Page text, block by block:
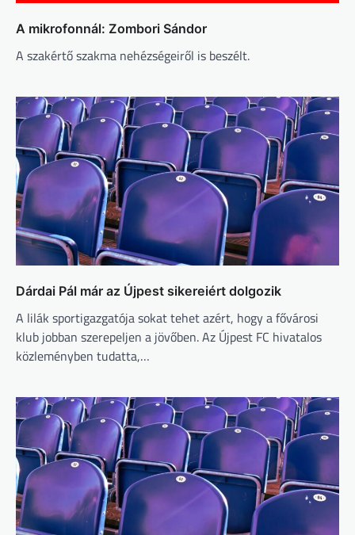
A mikrofonnál: Zombori Sándor
A szakértő szakma nehézségeiről is beszélt.
Dárdai Pál már az Újpest sikereiért dolgozik
A lilák sportigazgatója sokat tehet azért, hogy a fővárosi
klub jobban szerepeljen a jövőben. Az Újpest FC hivatalos
közleményben tudatta,…